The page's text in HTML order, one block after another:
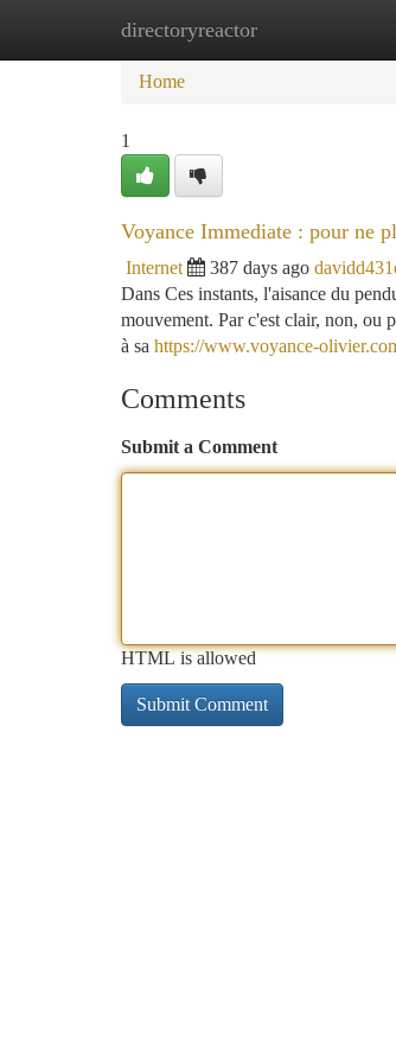
directoryreactor
Home New Site Listings
Home
1
Voyance Immediate : pour ne
Internet 387 days ago
Dans Ces instants, l'aisance du
mouvement. Par c'est clair, non, ou
à sa https://www.voyance-
Comments
Submit a Comment
HTML is allowed